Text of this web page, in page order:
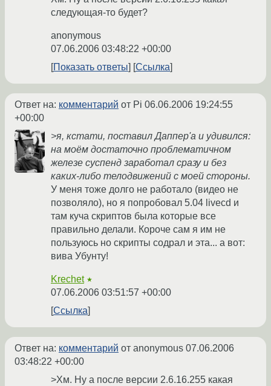
следующая-то будет?
anonymous
07.06.2006 03:48:22 +00:00
Показать ответы
Ссылка
Ответ на: комментарий от Pi 06.06.2006 19:24:55
+00:00
>я, кстати, поставил Даппер'а и удивился:
на моём достаточно проблематичном
железе суспенд заработал сразу и без
каких-либо телодвижений с моей стороны.
У меня тоже долго не работало (видео не
позволяло), но я попробовал 5.04 livecd и
там куча скриптов была которые все
правильно делали. Короче сам я им не
пользуюсь но скрипты содрал и эта... а вот:
вива Убунту!
Krechet ★
07.06.2006 03:51:57 +00:00
Ссылка
Ответ на: комментарий от anonymous 07.06.2006
03:48:22 +00:00
>Хм. Ну а после версии 2.6.16.255 какая